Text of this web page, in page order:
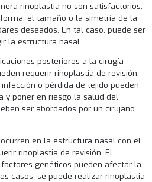
rinoplastia no son satisfactorios.
el tamaño o la simetría de la
deseados. En tal caso, puede ser
la estructura nasal.
posteriores a la cirugía
requerir rinoplastia de revisión.
o pérdida de tejido pueden
y poner en riesgo la salud del
ser abordados por un cirujano
en la estructura nasal con el
rinoplastia de revisión. El
genéticos pueden afectar la
casos, se puede realizar rinoplastia